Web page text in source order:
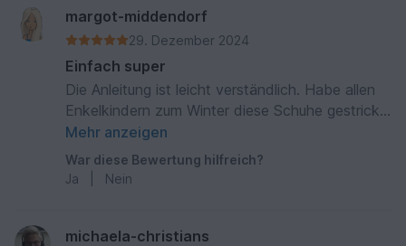
margot-middendorf
29. Dezember 2024
Einfach super
Die Anleitung ist leicht verständlich. Habe allen
Enkelkindern zum Winter diese Schuhe gestrickt,
ziehen sie garnicht mehr aus. Stricke die Schuhe
jetzt auch als Baby Schuhe für die jüngste
Enkelin.
Mehr anzeigen
War diese Bewertung hilfreich?
Ja
Nein
michaela-christians